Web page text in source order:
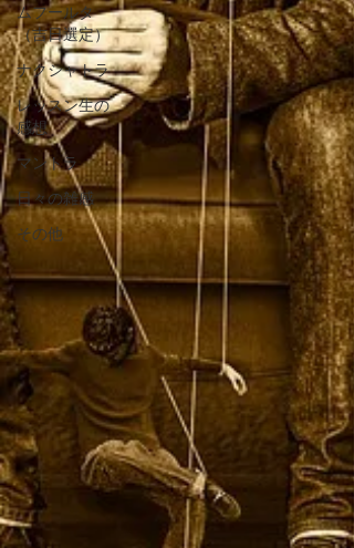
ムフールタ
（吉日選定）
ナクシャトラ
レッスン生の
感想
マントラ
日々の雑感
その他